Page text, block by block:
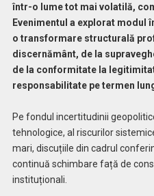
într-o lume tot mai volatilă,
Evenimentul a explorat modul
o transformare structurală
discernământ, de la
de la conformitate la
responsabilitate pe termen
Pe fondul incertitudinii
tehnologice, al riscurilor
mari, discuțiile din cadrul
continuă schimbare față de
instituționali.